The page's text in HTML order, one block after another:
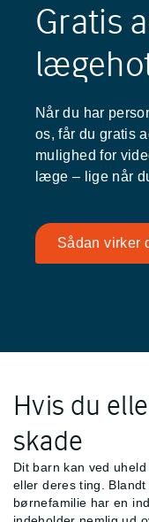
Gratis
Når du har
os, får du gratis
mulighed for
læge – lige når
Sådan virker
Hvis du
skade
Dit barn kan ved
eller deres ting.
børnefamilie har en